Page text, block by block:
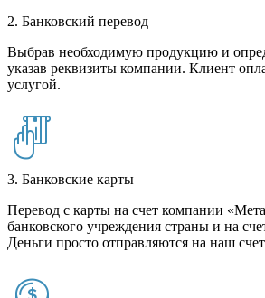
2. Банковский перевод
Выбрав необходимую продукцию и
указав реквизиты компании. Клиент
услугой.
3. Банковские карты
Перевод с карты на счет компании
банковского учреждения страны и на
Деньги просто отправляются на наш